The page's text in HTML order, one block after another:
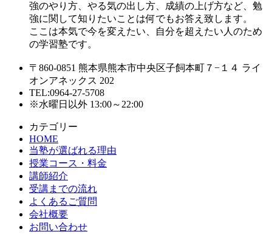
強のやり方、やる気の出し方、成績の上げ方など、勉
強に関して知りたいことは何でもお答え致します。
ここは本気で今を変えたい、自分を超えたい人のため
の学習塾です。
〒860-0851 熊本県熊本市中央区子飼本町７−１４ ライ
オンアネックス 202
TEL:0964-27-5708
※水曜日以外 13:00～22:00
カテゴリー
HOME
当塾が選ばれる理由
授業コース・料金
講師紹介
受講までの流れ
よくあるご質問
会社概要
お問い合わせ